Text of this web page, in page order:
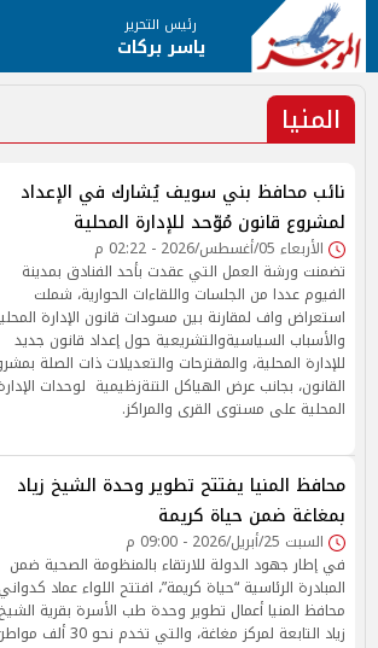
رئيس التحرير
ياسر بركات
المنيا
نائب محافظ بني سويف يُشارك في الإعداد
لمشروع قانون مُوّحد للإدارة المحلية
الأربعاء 05/أغسطس/2026 - 02:22 م
تضمنت ورشة العمل التي عقدت بأحد الفنادق بمدينة
الفيوم عددا من الجلسات واللقاءات الحوارية، شملت
استعراض واف لمقارنة بين مسودات قانون الإدارة
والأسباب السياسيةوالتشريعية حول إعداد قانون جديد
للإدارة المحلية، والمقترحات والتعديلات ذات الصلة
القانون، بجانب عرض الهياكل التنةزظيمية لوحدات
المحلية على مستوى القرى والمراكز.
محافظ المنيا يفتتح تطوير وحدة الشيخ زياد
بمغاغة ضمن حياة كريمة
السبت 25/أبريل/2026 - 09:00 م
في إطار جهود الدولة للارتقاء بالمنظومة الصحية ضمن
المبادرة الرئاسية “حياة كريمة”، افتتح اللواء عماد كدواني
محافظ المنيا أعمال تطوير وحدة طب الأسرة بقرية الشيخ
زياد التابعة لمركز مغاغة، والتي تخدم نحو 30 ألف مواطن